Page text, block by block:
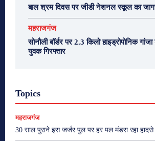
बाल श्रम दिवस पर जीडी नेशनल स्कूल का
महराजगंज
सोनौली बॉर्डर पर 2.3 किलो हाइड्रोपोनिक
युवक गिरफ्तार
Topics
महराजगंज
30 साल पुराने इस जर्जर पुल पर हर पल मंडरा रहा